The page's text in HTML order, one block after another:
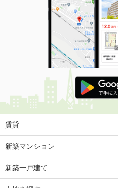
賃貸
新築マンション
新築一戸建て